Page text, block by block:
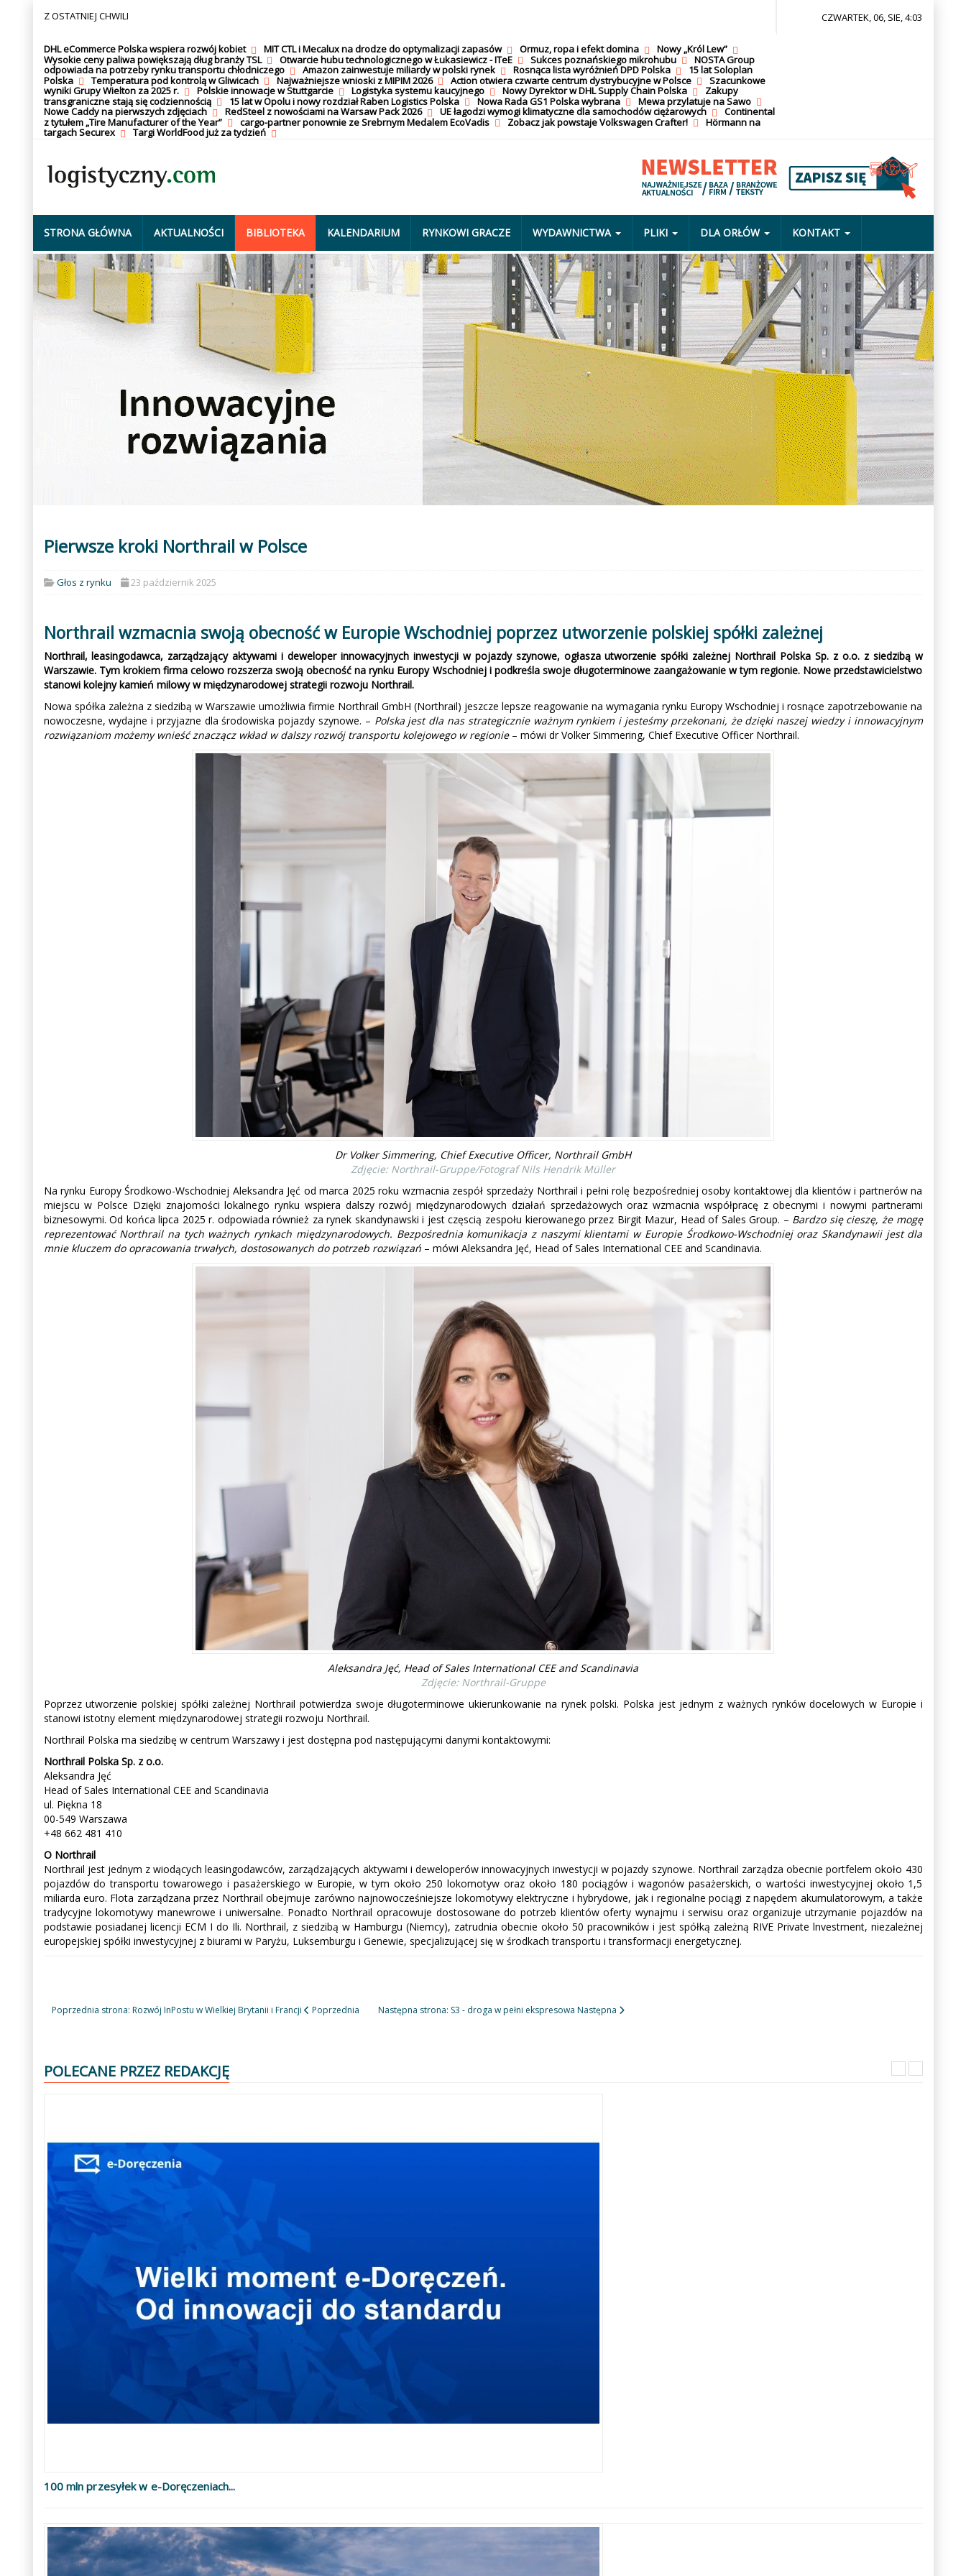
Z OSTATNIEJ CHWILI
DHL eCommerce Polska wspiera rozwój kobiet MIT CTL i Mecalux na drodze do optymalizacji zapasów Ormuz, ropa i efekt domina
Nowy „Król Lew”
Wysokie ceny paliwa powiększają dług branży TSL
Otwarcie hubu technologicznego w Łukasiewicz - ITeE Sukces poznańskiego mikrohubu
NOSTA Group
odpowiada na potrzeby rynku transportu chłodniczego
Amazon zainwestuje miliardy w polski rynek Rosnąca lista wyróżnień DPD Polska
15 lat Soloplan
Polska
Temperatura pod kontrolą w Gliwicach Najważniejsze wnioski z MIPIM 2026 Action otwiera czwarte centrum dystrybucyjne w Polsce
Szacunkowe
wyniki Grupy Wielton za 2025 r.
Polskie innowacje w Stuttgarcie Logistyka systemu kaucyjnego Nowy Dyrektor w DHL Supply Chain Polska
Zakupy
transgraniczne stają się codziennością
15 lat w Opolu i nowy rozdział Raben Logistics Polska Nowa Rada GS1 Polska wybrana
Mewa przylatuje na Sawo
Nowe Caddy na pierwszych zdjęciach
RedSteel z nowościami na Warsaw Pack 2026 UE łagodzi wymogi klimatyczne dla samochodów ciężarowych
Continental
z tytułem „Tire Manufacturer of the Year”
cargo-partner ponownie ze Srebrnym Medalem EcoVadis Zobacz jak powstaje Volkswagen Crafter!
Hörmann na
targach Securex
Targi WorldFood już za tydzień
CZWARTEK, 06, SIE, 4:03
STRONA GŁÓWNA AKTUALNOŚCI BIBLIOTEKA KALENDARIUM RYNKOWI GRACZE WYDAWNICTWA PLIKI DLA ORŁÓW KONTAKT
Pierwsze kroki Northrail w Polsce
Głos z rynku 23 październik 2025
Northrail wzmacnia swoją obecność w Europie Wschodniej poprzez utworzenie polskiej spółki zależnej
Northrail, leasingodawca, zarządzający aktywami i deweloper innowacyjnych inwestycji w pojazdy szynowe, ogłasza utworzenie spółki zależnej Northrail Polska Sp. z o.o. z siedzibą w
Warszawie. Tym krokiem firma celowo rozszerza swoją obecność na rynku Europy Wschodniej i podkreśla swoje długoterminowe zaangażowanie w tym regionie. Nowe przedstawicielstwo
stanowi kolejny kamień milowy w międzynarodowej strategii rozwoju Northrail.
Nowa spółka zależna z siedzibą w Warszawie umożliwia firmie Northrail GmbH (Northrail) jeszcze lepsze reagowanie na wymagania rynku Europy Wschodniej i rosnące zapotrzebowanie na
nowoczesne, wydajne i przyjazne dla środowiska pojazdy szynowe. – Polska jest dla nas strategicznie ważnym rynkiem i jesteśmy przekonani, że dzięki naszej wiedzy i innowacyjnym
rozwiązaniom możemy wnieść znaczącz wkład w dalszy rozwój transportu kolejowego w regionie – mówi dr Volker Simmering, Chief Executive Officer Northrail.
Dr Volker Simmering, Chief Executive Officer, Northrail GmbH
Zdjęcie: Northrail-Gruppe/Fotograf Nils Hendrik Müller
Na rynku Europy Środkowo-Wschodniej Aleksandra Jęć od marca 2025 roku wzmacnia zespół sprzedaży Northrail i pełni rolę bezpośredniej osoby kontaktowej dla klientów i partnerów na
miejscu w Polsce Dzięki znajomości lokalnego rynku wspiera dalszy rozwój międzynarodowych działań sprzedażowych oraz wzmacnia współpracę z obecnymi i nowymi partnerami
biznesowymi. Od końca lipca 2025 r. odpowiada również za rynek skandynawski i jest częscią zespołu kierowanego przez Birgit Mazur, Head of Sales Group. – Bardzo się cieszę, że mogę
reprezentować Northrail na tych ważnych rynkach międzynarodowych. Bezpośrednia komunikacja z naszymi klientami w Europie Środkowo-Wschodniej oraz Skandynawii jest dla
mnie kluczem do opracowania trwałych, dostosowanych do potrzeb rozwiązań – mówi Aleksandra Jęć, Head of Sales International CEE and Scandinavia.
Aleksandra Jęć, Head of Sales International CEE and Scandinavia
Zdjęcie: Northrail-Gruppe
Poprzez utworzenie polskiej spółki zależnej Northrail potwierdza swoje długoterminowe ukierunkowanie na rynek polski. Polska jest jednym z ważnych rynków docelowych w Europie i
stanowi istotny element międzynarodowej strategii rozwoju Northrail.
Northrail Polska ma siedzibę w centrum Warszawy i jest dostępna pod następującymi danymi kontaktowymi:
Northrail Polska Sp. z o.o.
Aleksandra Jęć
Head of Sales International CEE and Scandinavia
ul. Piękna 18
00-549 Warszawa
+48 662 481 410
O Northrail
Northrail jest jednym z wiodących leasingodawców, zarządzających aktywami i deweloperów innowacyjnych inwestycji w pojazdy szynowe. Northrail zarządza obecnie portfelem około 430
pojazdów do transportu towarowego i pasażerskiego w Europie, w tym około 250 lokomotyw oraz około 180 pociągów i wagonów pasażerskich, o wartości inwestycyjnej około 1,5
miliarda euro. Flota zarządzana przez Northrail obejmuje zarówno najnowocześniejsze lokomotywy elektryczne i hybrydowe, jak i regionalne pociągi z napędem akumulatorowym, a także
tradycyjne lokomotywy manewrowe i uniwersalne. Ponadto Northrail opracowuje dostosowane do potrzeb klientów oferty wynajmu i serwisu oraz organizuje utrzymanie pojazdów na
podstawie posiadanej licencji ECM I do Ili. Northrail, z siedzibą w Hamburgu (Niemcy), zatrudnia obecnie około 50 pracowników i jest spółką zależną RIVE Private lnvestment, niezależnej
europejskiej spółki inwestycyjnej z biurami w Paryżu, Luksemburgu i Genewie, specjalizującej się w środkach transportu i transformacji energetycznej.
Poprzednia strona: Rozwój InPostu w Wielkiej Brytanii i Francji Poprzednia Następna strona: S3 - droga w pełni ekspresowa Następna
POLECANE PRZEZ REDAKCJĘ
Poprzedni
Następny
100 mln przesyłek w e-Doręczeniach...